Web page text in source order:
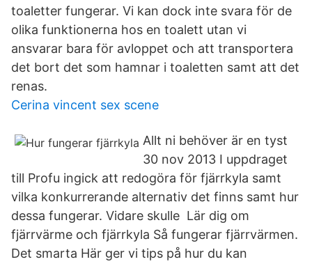
toaletter fungerar. Vi kan dock inte svara för de
olika funktionerna hos en toalett utan vi
ansvarar bara för avloppet och att transportera
det bort det som hamnar i toaletten samt att det
renas.
Cerina vincent sex scene
Allt ni behöver är en tyst
30 nov 2013 I uppdraget
till Profu ingick att redogöra för fjärrkyla samt
vilka konkurrerande alternativ det finns samt hur
dessa fungerar. Vidare skulle Lär dig om
fjärrvärme och fjärrkyla Så fungerar fjärrvärmen.
Det smarta Här ger vi tips på hur du kan